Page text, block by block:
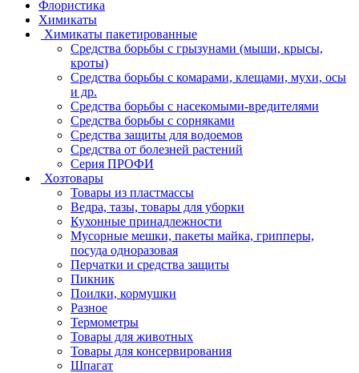
Флористика
Химикаты
Химикаты пакетированные
Средства борьбы с грызунами (мыши, крысы,
кроты)
Средства борьбы с комарами, клещами, мухи, осы
и др.
Средства борьбы с насекомыми-вредителями
Средства борьбы с сорняками
Средства защиты для водоемов
Средства от болезней растений
Серия ПРОФИ
Хозтовары
Товары из пластмассы
Ведра, тазы, товары для уборки
Кухонные принадлежности
Мусорные мешки, пакеты майка, грипперы,
посуда одноразовая
Перчатки и средства защиты
Пикник
Поилки, кормушки
Разное
Термометры
Товары для животных
Товары для консервирования
Шпагат